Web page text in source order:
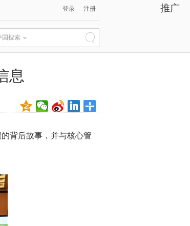
推广
登录 注册
国搜索
息
背后故事，并与核心管